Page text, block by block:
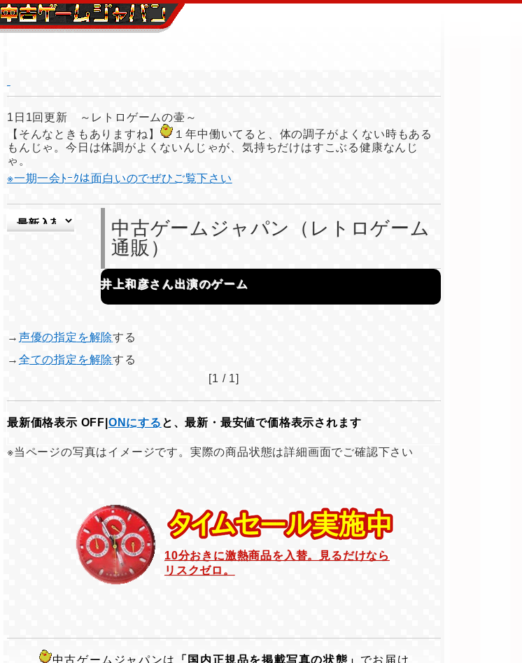
1日1回更新 ～レトロゲームの壷～
【そんなときもありますね】
１年中働いてると、体の調子がよくない時もある
もんじゃ。今日は体調がよくないんじゃが、気持ちだけはすこぶる健康なんじ
ゃ。
※一期一会ﾄｰｸは面白いのでぜひご覧下さい
中古ゲームジャパン（レトロゲーム
通販）
井上和彦さん出演のゲーム
→ 声優の指定を解除する
→ 全ての指定を解除する
[1 / 1]
最新価格表示 OFF| ONにする と、最新・最安値で価格表示されます
※当ページの写真はイメージです。実際の商品状態は詳細画面でご確認下さい
10分おきに激熱商品を入替。見るだけなら
リスクゼロ。
中古ゲームジャパンは 「国内正規品を掲載写真の状態」 でお届け